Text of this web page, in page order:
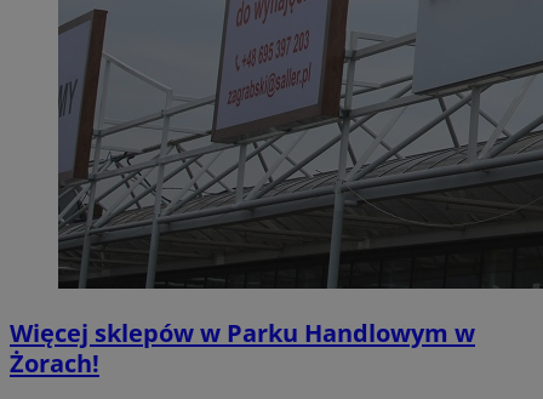
Więcej sklepów w Parku Handlowym w
Żorach!